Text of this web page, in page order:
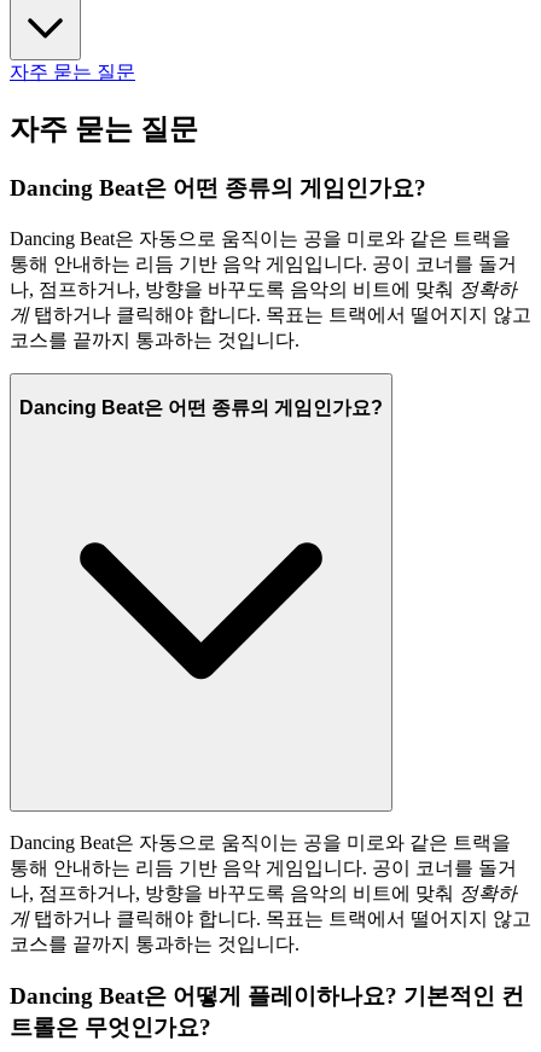
자주 묻는 질문
자주 묻는 질문
Dancing Beat은 어떤 종류의 게임인가요?
Dancing Beat은 자동으로 움직이는 공을 미로와 같은 트랙을
통해 안내하는 리듬 기반 음악 게임입니다. 공이 코너를 돌거
나, 점프하거나, 방향을 바꾸도록 음악의 비트에 맞춰 정확하
게탭하거나 클릭해야 합니다. 목표는 트랙에서 떨어지지 않고
코스를 끝까지 통과하는 것입니다.
Dancing Beat은 어떤 종류의 게임인가요?
Dancing Beat은 자동으로 움직이는 공을 미로와 같은 트랙을
통해 안내하는 리듬 기반 음악 게임입니다. 공이 코너를 돌거
나, 점프하거나, 방향을 바꾸도록 음악의 비트에 맞춰 정확하
게탭하거나 클릭해야 합니다. 목표는 트랙에서 떨어지지 않고
코스를 끝까지 통과하는 것입니다.
Dancing Beat은 어떻게 플레이하나요? 기본적인 컨
트롤은 무엇인가요?